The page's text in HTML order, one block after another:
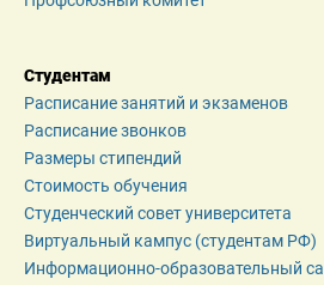
Студентам
Расписание занятий и экзаменов
Расписание звонков
Размеры стипендий
Стоимость обучения
Студенческий совет университета
Виртуальный кампус (студентам РФ)
Информационно-образовательный